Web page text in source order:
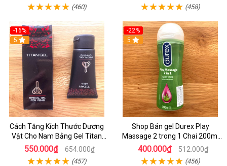
(460) (458)
-16%
5
Cách Tăng Kích Thước Dương
Vật Cho Nam Bằng Gel Titan
Đen - shop Bán Thuốc làm Tăng
Kích Thước Dương Vật HCM
550.000₫ 654.000₫
(457)
-22%
5
Shop Bán gel Durex Play
Massage 2 trong 1 Chai 200ml
Chính Hãng
400.000₫ 512.000₫
(456)